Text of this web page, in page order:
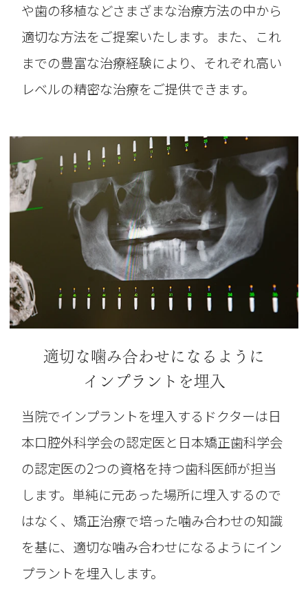
や歯の移植などさまざまな治療方法の中から
適切な方法をご提案いたします。また、これ
までの豊富な治療経験により、それぞれ高い
レベルの精密な治療をご提供できます。
適切な噛み合わせになるように
インプラントを埋入
当院でインプラントを埋入するドクターは日
本口腔外科学会の認定医と日本矯正歯科学会
の認定医の2つの資格を持つ歯科医師が担当
します。単純に元あった場所に埋入するので
はなく、矯正治療で培った噛み合わせの知識
を基に、適切な噛み合わせになるようにイン
プラントを埋入します。